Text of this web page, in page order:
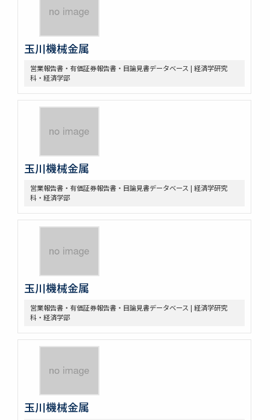
玉川機械金属
営業報告書・有価証券報告書・目論見書データベース | 経済学研究
科・経済学部
玉川機械金属
営業報告書・有価証券報告書・目論見書データベース | 経済学研究
科・経済学部
玉川機械金属
営業報告書・有価証券報告書・目論見書データベース | 経済学研究
科・経済学部
玉川機械金属